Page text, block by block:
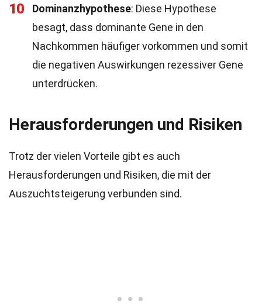
10 Dominanzhypothese: Diese Hypothese
besagt, dass dominante Gene in den
Nachkommen häufiger vorkommen und somit
die negativen Auswirkungen rezessiver Gene
unterdrücken.
Herausforderungen und Risiken
Trotz der vielen Vorteile gibt es auch
Herausforderungen und Risiken, die mit der
Auszuchtsteigerung verbunden sind.